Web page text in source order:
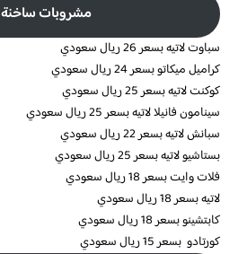
مشروبات ساخنة
سباوت لاتيه بسعر 26 ريال سعودي
كراميل ميكاتو بسعر 24 ريال سعودي
كوكنت لاتيه بسعر 25 ريال سعودي
سينامون فانيلا لاتيه بسعر 25 ريال سعودي
سبانش لاتيه بسعر 22 ريال سعودي
بستاشيو لاتيه بسعر 25 ريال سعودي
فلات وايت بسعر 18 ريال سعودي
لاتيه بسعر 18 ريال سعودي
كابتشينو بسعر 18 ريال سعودي
كورتادو بسعر 15 ريال سعودي